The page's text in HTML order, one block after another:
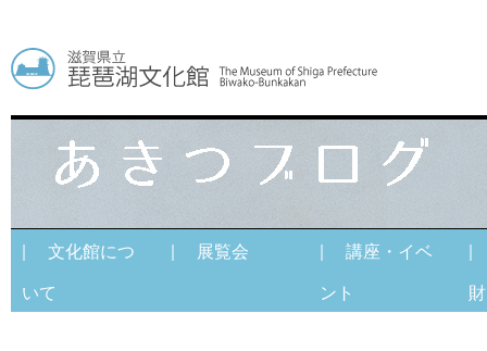
| 文化館につ
いて
| 展覧会
| 講座・イベ
ント
|
財